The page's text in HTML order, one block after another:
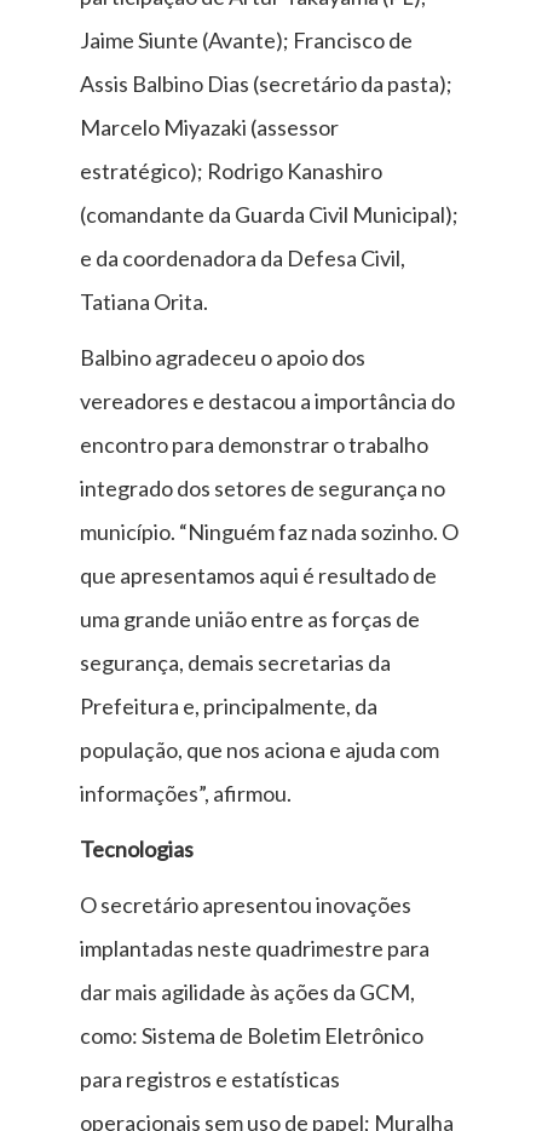
Jaime Siunte (Avante); Francisco de
Assis Balbino Dias (secretário da pasta);
Marcelo Miyazaki (assessor
estratégico); Rodrigo Kanashiro
(comandante da Guarda Civil Municipal);
e da coordenadora da Defesa Civil,
Tatiana Orita.
Balbino agradeceu o apoio dos
vereadores e destacou a importância do
encontro para demonstrar o trabalho
integrado dos setores de segurança no
município. “Ninguém faz nada sozinho. O
que apresentamos aqui é resultado de
uma grande união entre as forças de
segurança, demais secretarias da
Prefeitura e, principalmente, da
população, que nos aciona e ajuda com
informações”, afirmou.
Tecnologias
O secretário apresentou inovações
implantadas neste quadrimestre para
dar mais agilidade às ações da GCM,
como: Sistema de Boletim Eletrônico
para registros e estatísticas
operacionais sem uso de papel; Muralha